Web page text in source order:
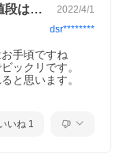
ウォーターポンプとセットでこの値段はお… 2022/4/1
dsr********
手頃ですね
ックリです。
と思います。
いね 1